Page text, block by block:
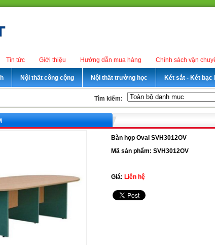
Chính sách vận
Hướng dẫn mua hàng
Giới thiệu
Tin tức
Nội thất công cộng Nội thất trường học Két sắt - Két bạc
Tìm kiếm:
Bàn họp Oval SVH3012OV
Mã sản phẩm: SVH3012OV
Giá: Liên hệ